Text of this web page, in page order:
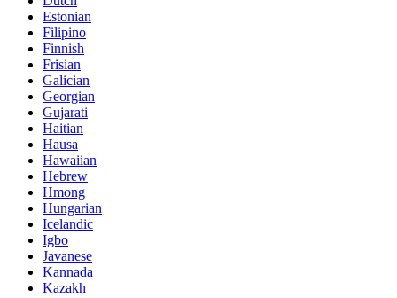
Estonian
Filipino
Finnish
Frisian
Galician
Georgian
Gujarati
Haitian
Hausa
Hawaiian
Hebrew
Hmong
Hungarian
Icelandic
Igbo
Javanese
Kannada
Kazakh